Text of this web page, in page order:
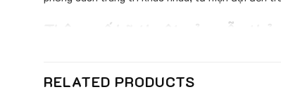
Thông số kỹ thuật của mẫu
Chiều cao sợi
RELATED PRODUCTS